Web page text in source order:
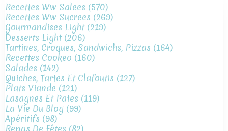
Recettes Ww Salees (570)
Recettes Ww Sucrees (269)
Gourmandises Light(219)
Desserts Light(206)
Tartines, Croques, Sandwichs, Pizzas (164)
Recettes Cookeo (160)
Salades (142)
Quiches, Tartes Et Clafoutis (127)
Plats Viande (121)
Lasagnes Et Pates (119)
La Vie Du Blog (99)
Apéritifs (98)
Repas De Fêtes (82)